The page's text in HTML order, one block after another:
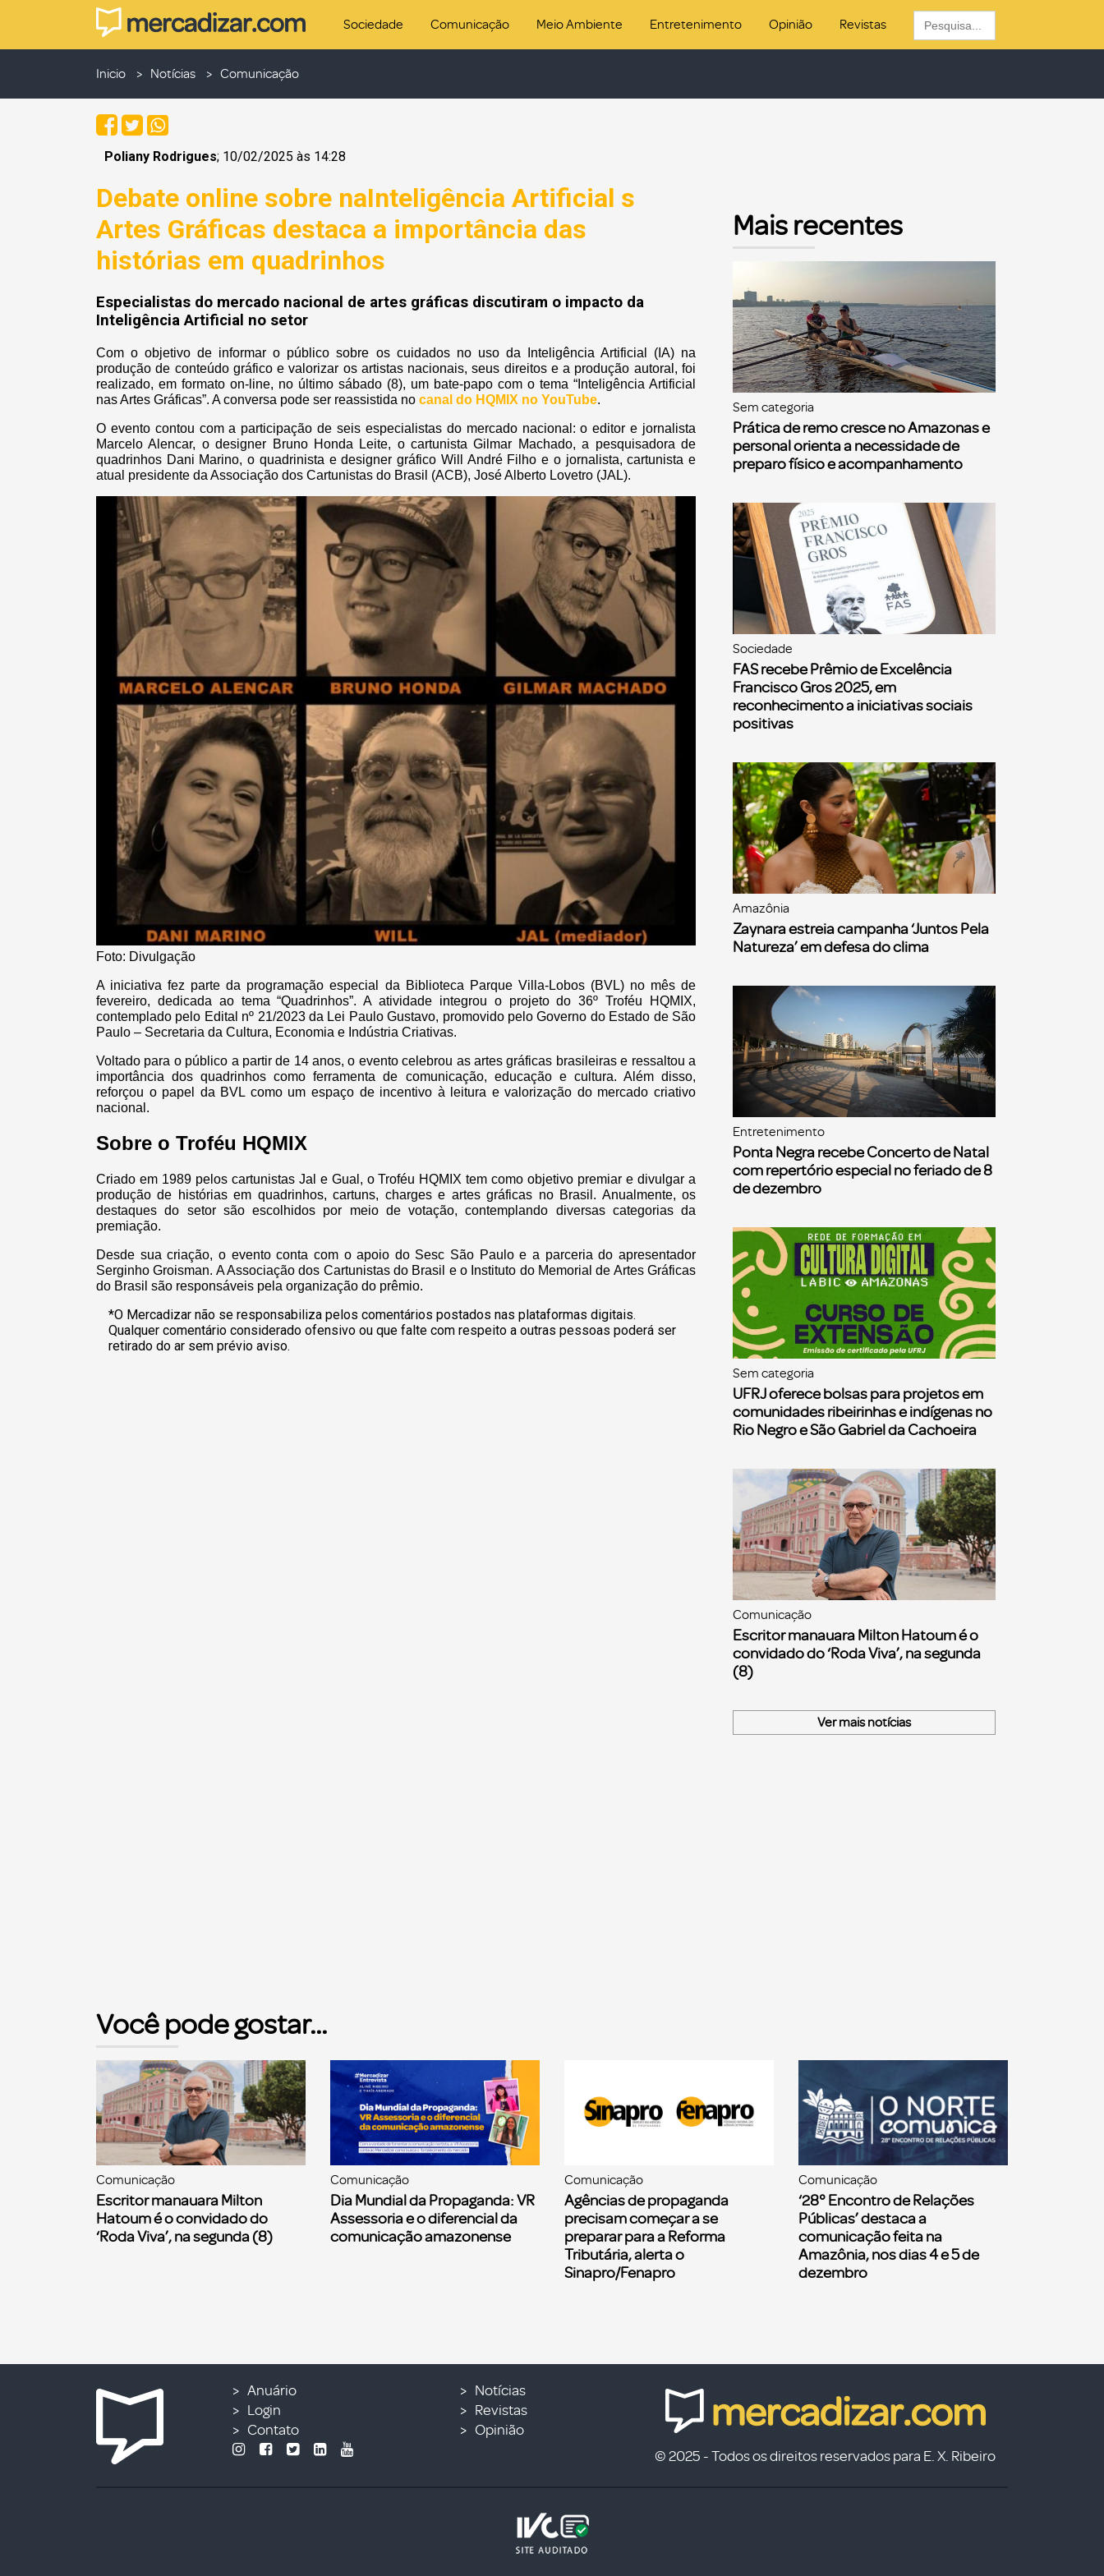
Sociedade Comunicação Meio Ambiente Entretenimento Opinião Revistas
Search
for:
Inicio Notícias Comunicação
Poliany Rodrigues; 10/02/2025 às 14:28
Debate online sobre naInteligência Artificial s
Artes Gráficas destaca a importância das
histórias em quadrinhos
Especialistas do mercado nacional de artes gráficas discutiram o impacto da
Inteligência Artificial no setor
Com o objetivo de informar o público sobre os cuidados no uso da Inteligência Artificial (IA) na
produção de conteúdo gráfico e valorizar os artistas nacionais, seus direitos e a produção autoral, foi
realizado, em formato on-line, no último sábado (8), um bate-papo com o tema “Inteligência Artificial
nas Artes Gráficas”. A conversa pode ser reassistida no canal do HQMIX no YouTube.
O evento contou com a participação de seis especialistas do mercado nacional: o editor e jornalista
Marcelo Alencar, o designer Bruno Honda Leite, o cartunista Gilmar Machado, a pesquisadora de
quadrinhos Dani Marino, o quadrinista e designer gráfico Will André Filho e o jornalista, cartunista e
atual presidente da Associação dos Cartunistas do Brasil (ACB), José Alberto Lovetro (JAL).
Foto: Divulgação
A iniciativa fez parte da programação especial da Biblioteca Parque Villa-Lobos (BVL) no mês de
fevereiro, dedicada ao tema “Quadrinhos”. A atividade integrou o projeto do 36º Troféu HQMIX,
contemplado pelo Edital nº 21/2023 da Lei Paulo Gustavo, promovido pelo Governo do Estado de São
Paulo – Secretaria da Cultura, Economia e Indústria Criativas.
Voltado para o público a partir de 14 anos, o evento celebrou as artes gráficas brasileiras e ressaltou a
importância dos quadrinhos como ferramenta de comunicação, educação e cultura. Além disso,
reforçou o papel da BVL como um espaço de incentivo à leitura e valorização do mercado criativo
nacional.
Sobre o Troféu HQMIX
Criado em 1989 pelos cartunistas Jal e Gual, o Troféu HQMIX tem como objetivo premiar e divulgar a
produção de histórias em quadrinhos, cartuns, charges e artes gráficas no Brasil. Anualmente, os
destaques do setor são escolhidos por meio de votação, contemplando diversas categorias da
premiação.
Desde sua criação, o evento conta com o apoio do Sesc São Paulo e a parceria do apresentador
Serginho Groisman. A Associação dos Cartunistas do Brasil e o Instituto do Memorial de Artes Gráficas
do Brasil são responsáveis pela organização do prêmio.
*O Mercadizar não se responsabiliza pelos comentários postados nas plataformas digitais.
Qualquer comentário considerado ofensivo ou que falte com respeito a outras pessoas poderá ser
retirado do ar sem prévio aviso.
Mais recentes
Sem categoria
Prática de remo cresce no Amazonas e
personal orienta a necessidade de
preparo físico e acompanhamento
Sociedade
FAS recebe Prêmio de Excelência
Francisco Gros 2025, em
reconhecimento a iniciativas sociais
positivas
Amazônia
Zaynara estreia campanha ‘Juntos Pela
Natureza’ em defesa do clima
Entretenimento
Ponta Negra recebe Concerto de Natal
com repertório especial no feriado de 8
de dezembro
Sem categoria
UFRJ oferece bolsas para projetos em
comunidades ribeirinhas e indígenas no
Rio Negro e São Gabriel da Cachoeira
Comunicação
Escritor manauara Milton Hatoum é o
convidado do ‘Roda Viva’, na segunda
(8)
Ver mais notícias
Você pode gostar...
Comunicação
Escritor manauara Milton
Hatoum é o convidado do
‘Roda Viva’, na segunda (8)
Comunicação
Dia Mundial da Propaganda: VR
Assessoria e o diferencial da
comunicação amazonense
Comunicação
Agências de propaganda
precisam começar a se
preparar para a Reforma
Tributária, alerta o
Sinapro/Fenapro
Comunicação
‘28° Encontro de Relações
Públicas’ destaca a
comunicação feita na
Amazônia, nos dias 4 e 5 de
dezembro
Anuário
Login
Contato
Notícias
Revistas
Opinião
© 2025 - Todos os direitos reservados para E. X. Ribeiro